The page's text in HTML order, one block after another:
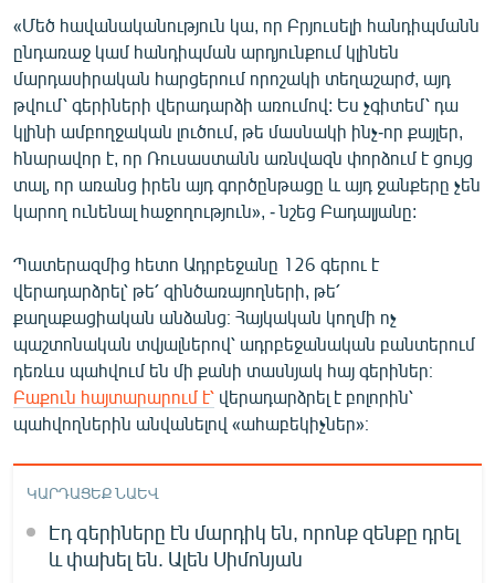
«Մեծ հավանականություն կա, որ Բրյուսելի հանդիպմանն
ընդառաջ կամ հանդիպման արդյունքում կլինեն
մարդասիրական հարցերում որոշակի տեղաշարժ, այդ
թվում՝ գերիների վերադարձի առումով: Ես չգիտեմ՝ դա
կլինի ամբողջական լուծում, թե մասնակի ինչ-որ քայլեր,
հնարավոր է, որ Ռուսաստանն առնվազն փորձում է ցույց
տալ, որ առանց իրեն այդ գործընթացը և այդ ջանքերը չեն
կարող ունենալ հաջողություն», - նշեց Բադալյանը:
Պատերազմից հետո Ադրբեջանը 126 գերու է
վերադարձրել՝ թե՛ զինծառայողների, թե՛
քաղաքացիական անձանց։ Հայկական կողմի ոչ
պաշտոնական տվյալներով՝ ադրբեջանական բանտերում
դեռևս պահվում են մի քանի տասնյակ հայ գերիներ։
Բաքուն հայտարարում է՝ վերադարձրել է բոլորին՝
պահվողներին անվանելով «ահաբեկիչներ»։
ԿԱՐԴԱՑԵՔ ՆԱԵՎ
Էդ գերիները էն մարդիկ են, որոնք զենքը դրել
և փախել են. Ալեն Սիմոնյան